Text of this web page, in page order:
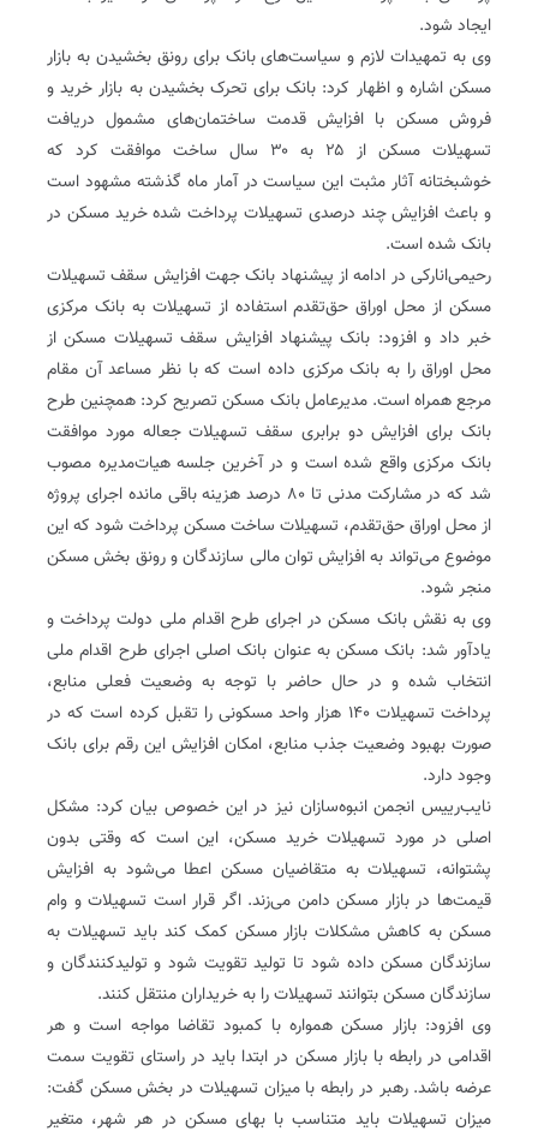
ایجاد شود.
وی به تمهیدات لازم و سیاست‌های بانک برای رونق بخشیدن به بازار
مسکن اشاره و اظهار کرد: بانک برای تحرک بخشیدن به بازار خرید و
فروش مسکن با افزایش قدمت ساختمان‌های مشمول دریافت
تسهیلات مسکن از ۲۵ به ۳۰ سال ساخت موافقت کرد که
خوشبختانه آثار مثبت این سیاست در آمار ماه گذشته مشهود است
و باعث افزایش چند درصدی تسهیلات پرداخت شده خرید مسکن در
بانک شده است.
رحیمی‌انارکی در ادامه از پیشنهاد بانک جهت افزایش سقف تسهیلات
مسکن از محل اوراق حق‌تقدم استفاده از تسهیلات به بانک مرکزی
خبر داد و افزود: بانک پیشنهاد افزایش سقف تسهیلات مسکن از
محل اوراق را به بانک مرکزی داده است که با نظر مساعد آن مقام
مرجع همراه است. مدیرعامل بانک مسکن تصریح کرد: همچنین طرح
بانک برای افزایش دو برابری سقف تسهیلات جعاله مورد موافقت
بانک مرکزی واقع شده است و در آخرین جلسه هیات‌مدیره مصوب
شد که در مشارکت مدنی تا ۸۰ درصد هزینه باقی مانده اجرای پروژه
از محل اوراق حق‌تقدم، تسهیلات ساخت مسکن پرداخت شود که این
موضوع می‌تواند به افزایش توان مالی سازندگان و رونق بخش مسکن
منجر شود.
وی به نقش بانک مسکن در اجرای طرح اقدام ملی دولت پرداخت و
یادآور شد: بانک مسکن به عنوان بانک اصلی اجرای طرح اقدام ملی
انتخاب شده و در حال حاضر با توجه به وضعیت فعلی منابع،
پرداخت تسهیلات ۱۴۰ هزار واحد مسکونی را تقبل کرده است که در
صورت بهبود وضعیت جذب منابع، امکان افزایش این رقم برای بانک
وجود دارد.
نایب‌رییس انجمن انبوه‌سازان نیز در این خصوص بیان کرد: مشکل
اصلی در مورد تسهیلات خرید مسکن، این است که وقتی بدون
پشتوانه، تسهیلات به متقاضیان مسکن اعطا می‌شود به افزایش
قیمت‌ها در بازار مسکن دامن می‌زند. اگر قرار است تسهیلات و وام
مسکن به کاهش مشکلات بازار مسکن کمک کند باید تسهیلات به
سازندگان مسکن داده شود تا تولید تقویت شود و تولیدکنندگان و
سازندگان مسکن بتوانند تسهیلات را به خریداران منتقل کنند.
وی افزود: بازار مسکن همواره با کمبود تقاضا مواجه است و هر
اقدامی در رابطه با بازار مسکن در ابتدا باید در راستای تقویت سمت
عرضه باشد. رهبر در رابطه با میزان تسهیلات در بخش مسکن گفت:
میزان تسهیلات باید متناسب با بهای مسکن در هر شهر، متغیر